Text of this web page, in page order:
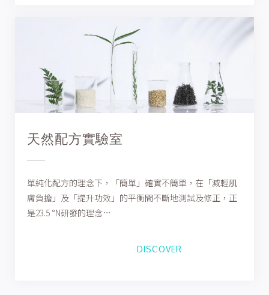
天然配方實驗室
單純化配方的理念下，「簡單」確實不簡單，在「減輕肌
膚負擔」及「提升功效」的平衡間不斷地測試及修正，正
是23.5 °N研發的理念…
DISCOVER